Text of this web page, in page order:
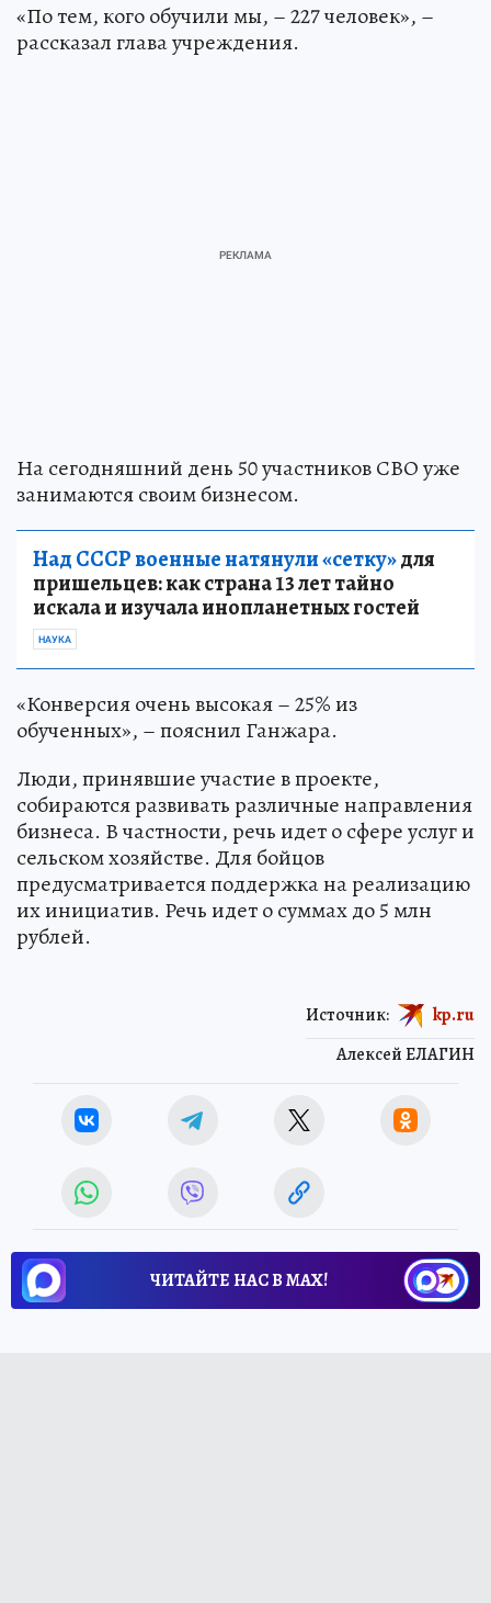
«По тем, кого обучили мы, – 227 человек», –
рассказал глава учреждения.
На сегодняшний день 50 участников СВО уже
занимаются своим бизнесом.
Над СССР военные натянули «сетку»для
пришельцев: как страна 13 лет тайно
искала и изучала инопланетных гостей
НАУКА
«Конверсия очень высокая – 25% из
обученных», – пояснил Ганжара.
Люди, принявшие участие в проекте,
собираются развивать различные направления
бизнеса. В частности, речь идет о сфере услуг и
сельском хозяйстве. Для бойцов
предусматривается поддержка на реализацию
их инициатив. Речь идет о суммах до 5 млн
рублей.
Алексей ЕЛАГИН
Источник: kp.ru
ЧИТАЙТЕ НАС В МАХ!